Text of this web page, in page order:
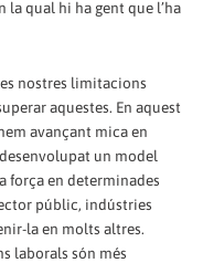
la qual hi ha gent que l’ha
nostres limitacions
aquestes. En aquest
avançant mica en
un model
força en determinades
públic, indústries
la en molts altres.
laborals són més